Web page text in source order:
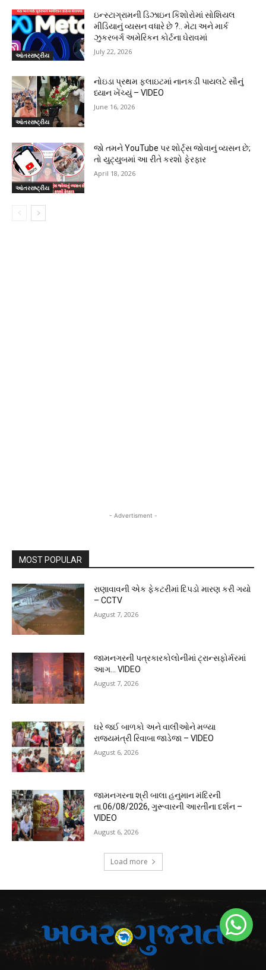
આંતરરાષ્ટ્રીય
ઇન્સ્ટાગ્રામની ડિઝાઇન કિશોરોમાં સોશિયલ
મીડિયાનું વ્યસન વધારે છે ?.. મેટા અને માર્ક
ઝુકરબર્ગ અમેરિકન કોર્ટના ઘેરાવમાં
July 22, 2026
આંતરરાષ્ટ્રીય
નોઇડા પ્રથમ ફ્લાઇટમાં નાનકડી પાયલટે સૌનું
ધ્યાન ખેંચ્યું – VIDEO
June 16, 2026
આંતરરાષ્ટ્રીય
જો તમને YouTube પર શોર્ટ્સ જોવાનું વ્યસન છે;
તો યુટ્યુબમાં આ રીતે કરશો ફેરફાર
April 18, 2026
- Advertisment -
MOST POPULAR
રાણાવાવની એક ફેકટરીમાં દિપડો મારણ કરી ગયો
– CCTV
August 7, 2026
જામનગરની પત્રકારકોલોનીમાં ટ્રાન્સફોર્મરમાં
આગ… VIDEO
August 7, 2026
ઘરે જઈ બાળકો અને વાલીઓને મળ્યા
રાજ્યમંત્રી રિવાબા જાડેજા – VIDEO
August 6, 2026
જામનગરના શ્રી બાલા હનુમાન મંદિરની
તા.06/08/2026, ગુરૂવારની આરતીના દર્શન –
VIDEO
August 6, 2026
Load more